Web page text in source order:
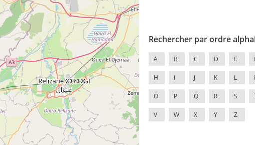
Rechercher par ordre
A B C D E
H I J K L
O P Q R S
V W X Y Z